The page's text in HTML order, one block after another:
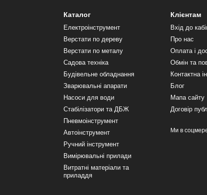
Каталог
Електроінструмент
Верстати по дереву
Верстати по металу
Садова техніка
Будівельне обладнання
Зварювальні апарати
Насоси для води
Стабілізатори та ДБЖ
Пневмоінструмент
Автоінструмент
Ручний інструмент
Вимірювальні прилади
Витратні матеріали та
приладдя
Клієнтам
Вхід до
Про нас
Оплата і
Обмін та
Контактна
Блог
Мапа сайту
Договір
Ми в